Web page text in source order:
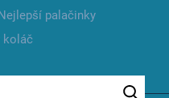
palačinky
koláč